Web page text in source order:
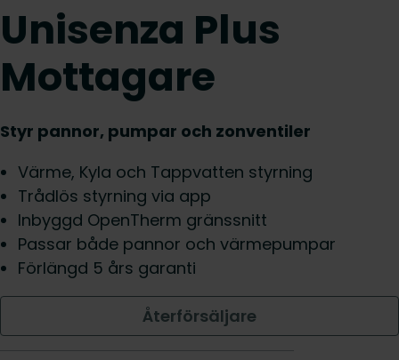
Unisenza Plus
Mottagare
Styr pannor, pumpar och zonventiler
Värme, Kyla och Tappvatten styrning
Trådlös styrning via app
Inbyggd OpenTherm gränssnitt
Passar både pannor och värmepumpar
Förlängd 5 års garanti
Återförsäljare